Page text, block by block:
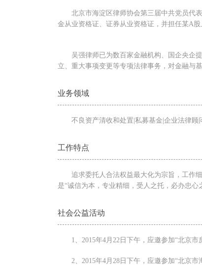
北京市海淀区律师协会第三届中共党员代
金从业资格证、证券从业资格证，并担任某A股
吴强律师已为数百家金融机构、国企央企
立、重大事项变更等专项法律事务，对金融与
业务领域
不良资产清收和处置|私募基金|企业法律顾
工作特点
追求委托人合法权益最大化为宗旨，工作
是“诚信为本，专业精细，受人之托，必办忠心
社会公益活动
1、2015年4月22日下午，应邀参加“北京
2、2015年4月28日下午，应邀参加“北京